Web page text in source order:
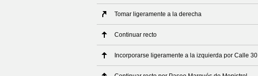
Tomar ligeramente a la derecha
Continuar recto
Incorporarse ligeramente a la izquierda por Calle 30